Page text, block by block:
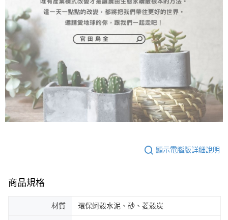
顯示電腦版詳細說明
商品規格
材質 環保蚵殼水泥、砂、菱殼炭